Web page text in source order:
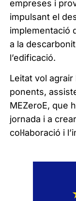
empreses i
impulsant el
implementació
a la
l’edificació.
Leitat vol
ponents,
MEZeroE, que
jornada i a
col·laboració i